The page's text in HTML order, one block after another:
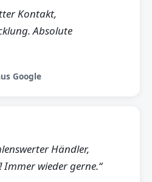
Kontakt,
Absolute
Google
Händler,
wieder gerne.“